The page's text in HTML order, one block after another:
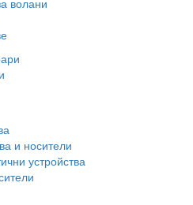
волани
и носители
устройства